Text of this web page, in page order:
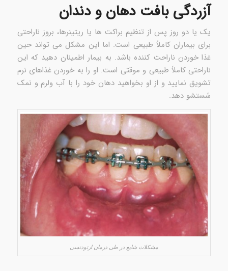
آزردگی بافت دهان و دندان
یک یا دو روز پس از تنظیم براکت ها یا ریتینرها، بروز ناراحتی
برای بیماران کاملاً طبیعی است. اما این مشکل می تواند حین
غذا خوردن ناراحت کننده باشد. به بیمار اطمینان دهید که این
ناراحتی کاملاً طبیعی و موقتی است. او را به خوردن غذاهای نرم
تشویق نمایید و از او بخواهید دهان خود را با آب ولرم و نمک
شستشو دهد.
مشکلات شایع در طی درمان ارتودنسی